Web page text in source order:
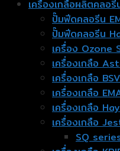
เครื่องเกลือผลิตคลอ
ปั๊มฟีดคลอรีน
ปั๊มฟีดคลอรีน
เครื่อง Ozone
เครื่องเกลือ
เครื่องเกลือ BSV
เครื่องเกลือ
เครื่องเกลือ
เครื่องเกลือ
SQ